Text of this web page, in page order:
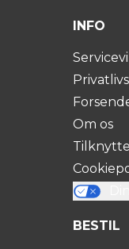
INFO
Om os
BESTIL